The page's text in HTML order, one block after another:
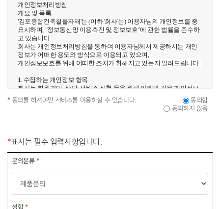
개인정보처리방침
개요 및 목록
'김포종합건축철물자재'는 (이하 '회사'는) 이용자님의 개인정보를 중
요시하며, "정보통신망 이용촉진 및 정보보호"에 관한 법률을 준수하
고 있습니다.
회사는 개인정보처리방침을 통하여 이용자님께서 제공하시는 개인
정보가 어떠한 용도와 방식으로 이용되고 있으며,
개인정보보호를 위해 어떠한 조치가 취해지고 있는지 알려드립니다.
1. 수집하는 개인정보 항목
회사는 회원가입, 상담, 서비스 신청 등을 위해 아래와 같은 개인정보
를 수집하고 있습니다.개인정보 수집방법 : 홈페이지(회원가입, 게시
판, 신청서)
로그인ID, 패스워드, 별명, 이메일, 서비스 이용기록, 접속 로그, 쿠키,
2. 개인정보의 수집 및 이용목적
회사는 수집한 개인정보를 다음의 목적을 위해 활용합니다.
1. 서비스 제공에 관한 계약 이행 및 서비스 제공에 따른 요금정산
컨텐츠 제공, 물품배송 또는 청구서 등 발송, 본인인증, 구매 및 요금
2. 회원 관리회원제 서비스 이용에 따른 본인확인 , 개인 식별 , 불량회
원의 부정 이용 방지와 비인가 사용 방지 , 가입 의사 확인
3. 마케팅 및 광고에 활용접속 빈도 파악 또는 회원의 서비스 이용에
대한 통계
* 동의를 하셔야만 서비스를 이용하실 수 있습니다.
동의함
동의하지 않음
*표시는 필수 입력사항입니다.
문의분류 *
성함 *